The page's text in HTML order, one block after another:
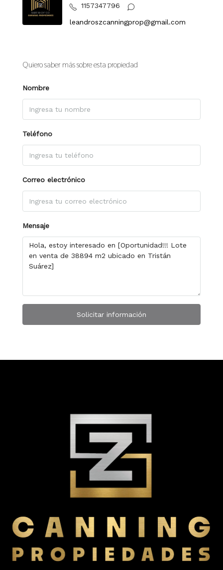
1157347796
leandroszcanningprop@gmail.com
Quiero saber más sobre esta propiedad
Nombre
Teléfono
Correo electrónico
Mensaje
Solicitar información